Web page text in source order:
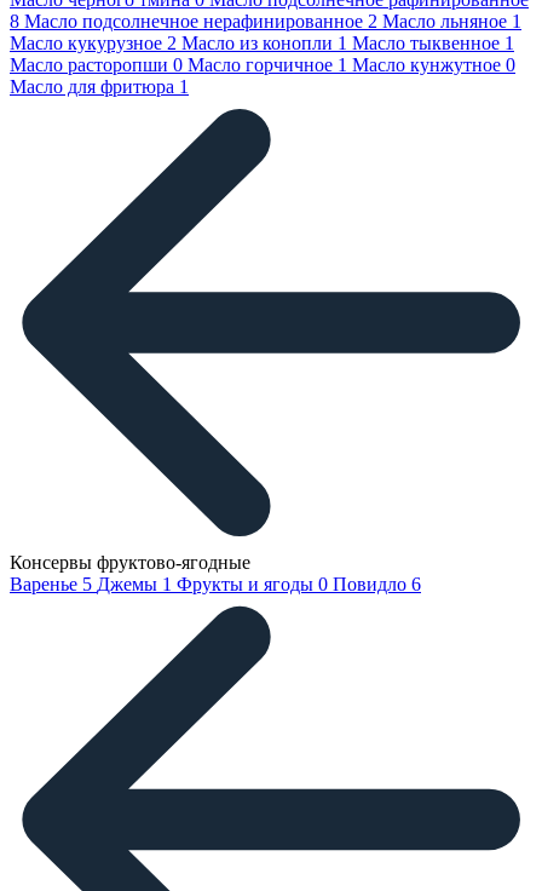
8 Масло подсолнечное нерафинированное 2 Масло льняное 1
Масло кукурузное 2 Масло из конопли 1 Масло тыквенное 1
Масло расторопши 0 Масло горчичное 1 Масло кунжутное 0
Масло для фритюра 1
Консервы фруктово-ягодные
Варенье 5 Джемы 1 Фрукты и ягоды 0 Повидло 6